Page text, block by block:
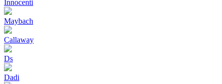
Innocenti
Maybach
Callaway
Ds
Dadi